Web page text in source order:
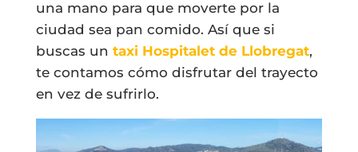
una mano para que moverte por la
ciudad sea pan comido. Así que si
buscas un taxi Hospitalet de Llobregat,
te contamos cómo disfrutar del trayecto
en vez de sufrirlo.